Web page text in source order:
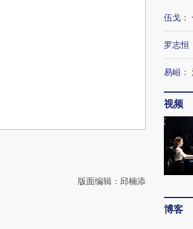
版面编辑：邱楠添
伍戈 ：
罗志恒
易峘 ：
视频
博客